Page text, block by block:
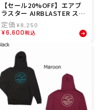
【セール20%OFF】エアブ
ラスター AIRBLASTER スノ
ボー スノボ スノーボード ウ
ェア 長袖 Tシャツ ロンT NA
I LST AB26MPRT-1241 レデ
ィース 女性 25-26
¥8,250
¥6,600税込